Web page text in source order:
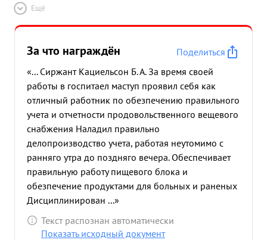
Ещё
За что награждён
Поделиться
«... Сиржант Кациельсон Б. А. За время своей
работы в госпитаел маступ проявил себя как
отличный работник по обезпечению правильного
учета и отчетности продовольственного вещевого
снабжения Наладил правильно
делопроизводство учета, работая неутомимо с
ранняго утра до поздняго вечера. Обеспечивает
правильную работу пищевого блока и
обезпечение продуктами для больных и раненых
Дисциплинирован ...»
Текст распознан автоматически
Показать исходный документ